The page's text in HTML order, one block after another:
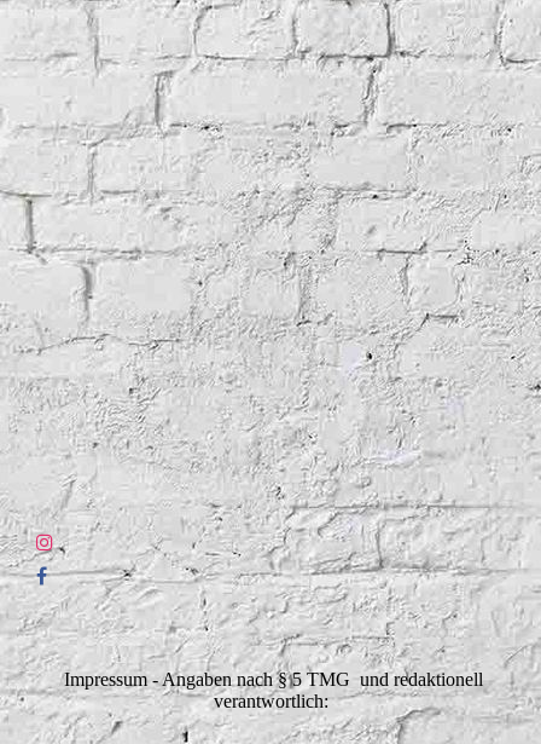
Impressum - Angaben nach § 5 TMG und redaktionell
verantwortlich: